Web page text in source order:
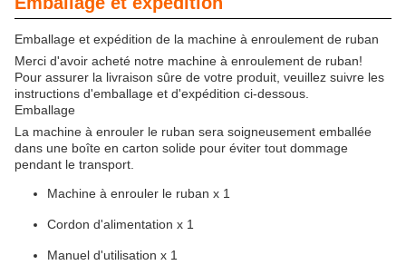
Emballage et expédition de la machine à enroulement de ruban
Merci d'avoir acheté notre machine à enroulement de ruban!
Pour assurer la livraison sûre de votre produit, veuillez suivre les
instructions d'emballage et d'expédition ci-dessous.
Emballage
La machine à enrouler le ruban sera soigneusement emballée
dans une boîte en carton solide pour éviter tout dommage
pendant le transport.
Machine à enrouler le ruban x 1
Cordon d'alimentation x 1
Manuel d'utilisation x 1